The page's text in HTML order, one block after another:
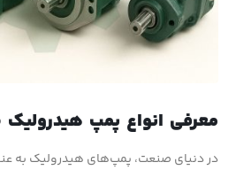
معرفی انواع پمپ
در دنیای صنعت، پمپ‌های هیدرولیک به